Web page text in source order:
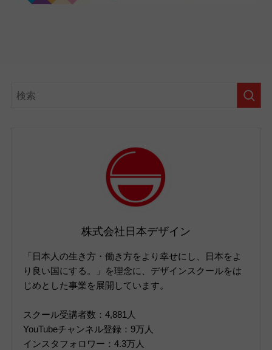
株式会社日本デザイン
「日本人の生き方・働き方をより幸せにし、日本をよ
り良い国にする。」を理念に、デザインスクールをは
じめとした事業を展開しています。
スクール受講者数：4,881人
YouTubeチャンネル登録：9万人
インスタフォロワー：4.3万人